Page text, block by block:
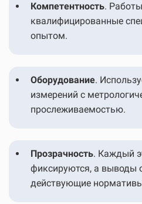
Компетентность.
квалифицированные
опытом.
Оборудование.
измерений с
прослеживаемостью.
Прозрачность. Каждый
фиксируются, а выводы
действующие